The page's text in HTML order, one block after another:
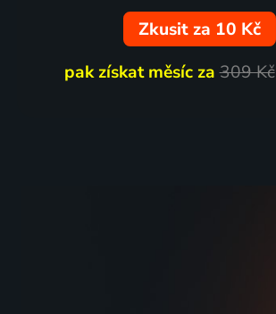
Zkusit za 10 Kč
pak získat měsíc za309 Kč